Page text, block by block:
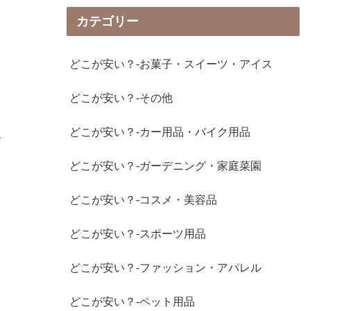
カテゴリー
どこが安い？-お菓子・スイーツ・アイス
どこが安い？-その他
どこが安い？-カー用品・バイク用品
どこが安い？-ガーデニング・家庭菜園
どこが安い？-コスメ・美容品
どこが安い？-スポーツ用品
どこが安い？-ファッション・アパレル
どこが安い？-ペット用品